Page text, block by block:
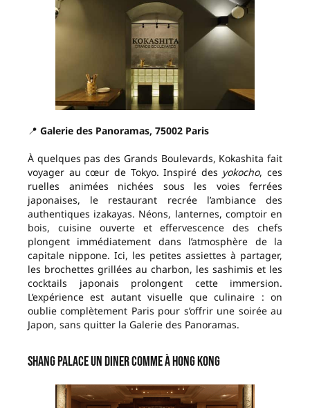
📍 Galerie des Panoramas, 75002 Paris
À quelques pas des Grands Boulevards, Kokashita fait
voyager au cœur de Tokyo. Inspiré des yokocho, ces
ruelles animées nichées sous les voies ferrées
japonaises, le restaurant recrée l’ambiance des
authentiques izakayas. Néons, lanternes, comptoir en
bois, cuisine ouverte et effervescence des chefs
plongent immédiatement dans l’atmosphère de la
capitale nippone. Ici, les petites assiettes à partager,
les brochettes grillées au charbon, les sashimis et les
cocktails japonais prolongent cette immersion.
L’expérience est autant visuelle que culinaire : on
oublie complètement Paris pour s’offrir une soirée au
Japon, sans quitter la Galerie des Panoramas.
Shang Palace Un diner comme à Hong Kong